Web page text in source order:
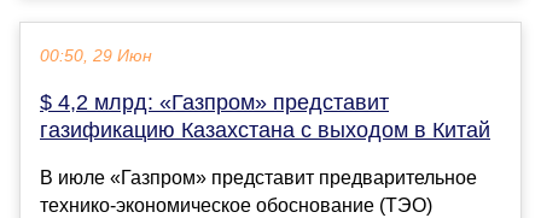
00:50, 29 Июн
$ 4,2 млрд: «Газпром» представит
газификацию Казахстана с выходом в Китай
В июле «Газпром» представит предварительное
технико-экономическое обоснование (ТЭО)